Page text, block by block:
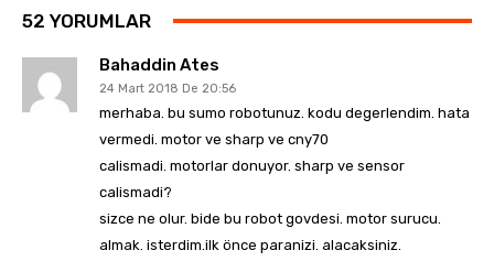
52 YORUMLAR
Bahaddin Ates
24 Mart 2018 De 20:56
merhaba. bu sumo robotunuz. kodu degerlendim. hata
vermedi. motor ve sharp ve cny70
calismadi. motorlar donuyor. sharp ve sensor
calismadi?
sizce ne olur. bide bu robot govdesi. motor surucu.
almak. isterdim.ilk önce paranizi. alacaksiniz.